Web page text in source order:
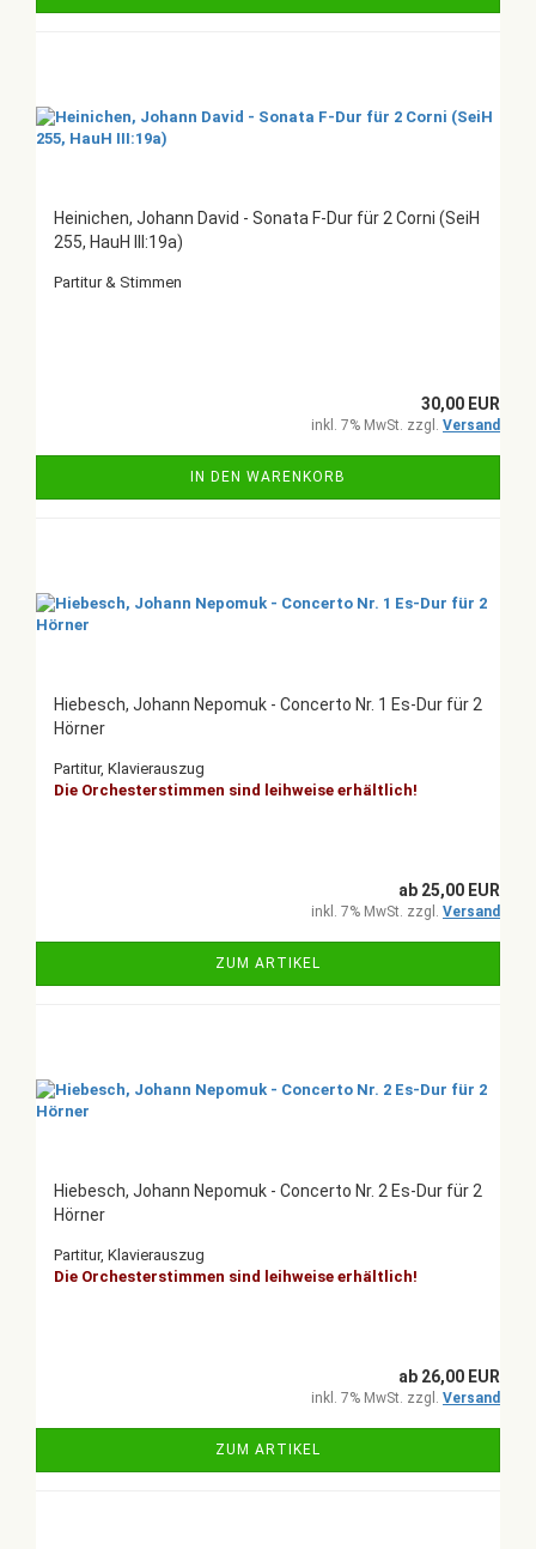
Heinichen, Johann David - Sonata F-Dur für 2 Corni (SeiH
255, HauH III:19a)
Partitur & Stimmen
30,00 EUR
inkl. 7% MwSt. zzgl. Versand
IN DEN WARENKORB
Hiebesch, Johann Nepomuk - Concerto Nr. 1 Es-Dur für 2
Hörner
Partitur, Klavierauszug
Die Orchesterstimmen sind leihweise erhältlich!
ab 25,00 EUR
inkl. 7% MwSt. zzgl. Versand
ZUM ARTIKEL
Hiebesch, Johann Nepomuk - Concerto Nr. 2 Es-Dur für 2
Hörner
Partitur, Klavierauszug
Die Orchesterstimmen sind leihweise erhältlich!
ab 26,00 EUR
inkl. 7% MwSt. zzgl. Versand
ZUM ARTIKEL